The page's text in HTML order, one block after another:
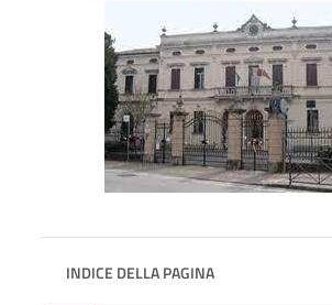
INDICE DELLA PAGINA